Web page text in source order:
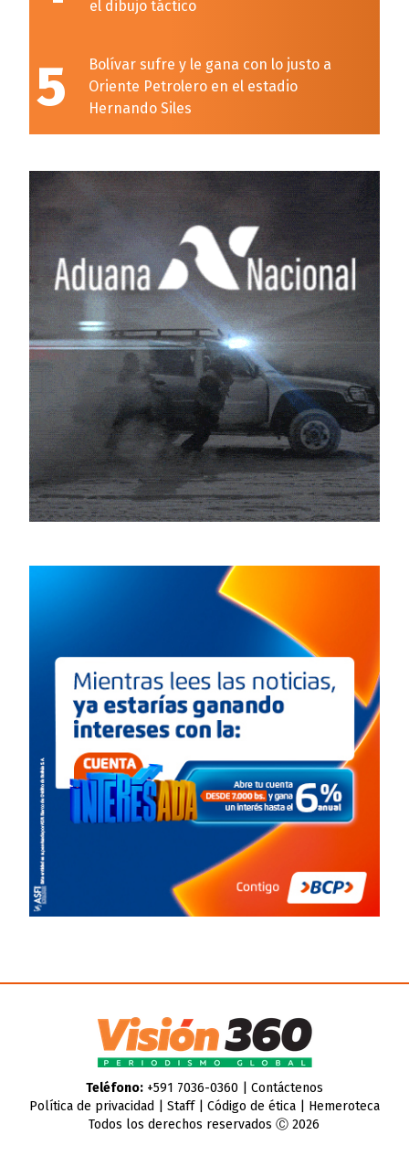
el dibujo táctico
5
Bolívar sufre y le gana con lo justo a
Oriente Petrolero en el estadio
Hernando Siles
Teléfono:+591 7036-0360 | Contáctenos
Política de privacidad
Staff| Código de ética| Hemeroteca
Todos los derechos reservados Ⓒ 2026